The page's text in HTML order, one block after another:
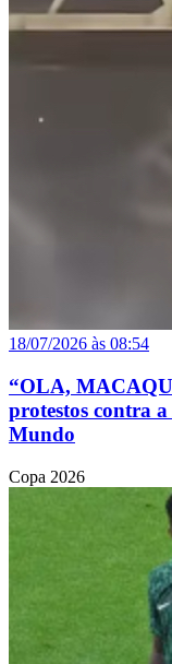
18/07/2026 às 08:54
“OLA,
protestos contra
Mundo
Copa 2026